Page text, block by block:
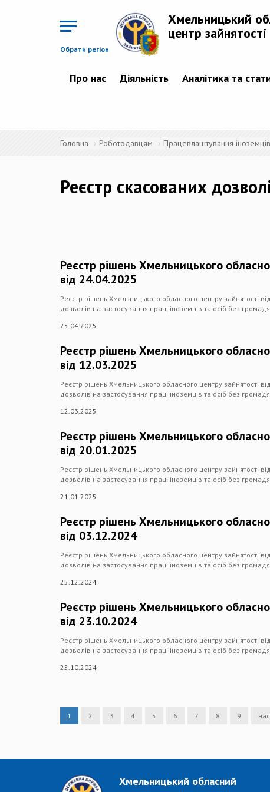
Обрати регіон
Хмельницький
центр зайнятості
Про нас Діяльність Аналітика та
Головна Роботодавцям Працевлаштування
Реєстр скасованих
Реєстр рішень Хмельницького
від 24.04.2025
Реєстр рішень Хмельницького обласного центру зайнятості
дозволів на застосування праці іноземців та осіб без
25.04.2025
Реєстр рішень Хмельницького
від 12.03.2025
Реєстр рішень Хмельницького обласного центру зайнятості
дозволів на застосування праці іноземців та осіб без
12.03.2025
Реєстр рішень Хмельницького
від 20.01.2025
Реєстр рішень Хмельницького обласного центру зайнятості
дозволів на застосування праці іноземців та осіб без
21.01.2025
Реєстр рішень Хмельницького
від 03.12.2024
Реєстр рішень Хмельницького обласного центру зайнятості
дозволів на застосування праці іноземців та осіб без
25.12.2024
Реєстр рішень Хмельницького
від 23.10.2024
Реєстр рішень Хмельницького обласного центру зайнятості
дозволів на застосування праці іноземців та осіб без
25.10.2024
1 2 3 4 5 6 7 8 9
Хмельницький обласний